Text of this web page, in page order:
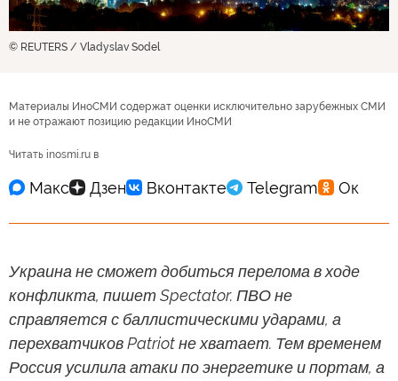
© REUTERS / Vladyslav Sodel
Материалы ИноСМИ содержат оценки исключительно зарубежных СМИ
и не отражают позицию редакции ИноСМИ
Читать inosmi.ru в
Украина не сможет добиться перелома в ходе
конфликта, пишет Spectator. ПВО не
справляется с баллистическими ударами, а
перехватчиков Patriot не хватает. Тем временем
Россия усилила атаки по энергетике и портам, а